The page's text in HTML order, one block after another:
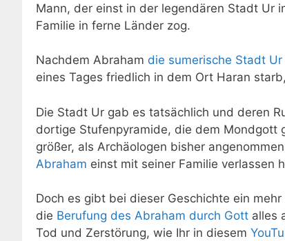
Mann, der einst in der legendären Stadt Ur
Familie in ferne Länder zog.
Nachdem Abraham die sumerische Stadt
eines Tages friedlich in dem Ort Haran
Die Stadt Ur gab es tatsächlich und deren
dortige Stufenpyramide, die dem Mondgott
größer, als Archäologen bisher
Abraham einst mit seiner Familie verlassen
Doch es gibt bei dieser Geschichte ein
die Berufung des Abraham durch Gott alles
Tod und Zerstörung, wie Ihr in diesem